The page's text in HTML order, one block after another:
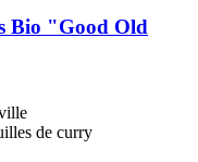
Bio "Good Old
de curry